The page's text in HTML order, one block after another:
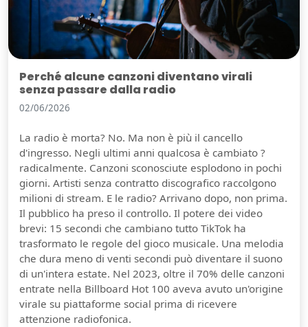
Perché alcune canzoni diventano virali
senza passare dalla radio
02/06/2026
La radio è morta? No. Ma non è più il cancello
d'ingresso. Negli ultimi anni qualcosa è cambiato ?
radicalmente. Canzoni sconosciute esplodono in pochi
giorni. Artisti senza contratto discografico raccolgono
milioni di stream. E le radio? Arrivano dopo, non prima.
Il pubblico ha preso il controllo. Il potere dei video
brevi: 15 secondi che cambiano tutto TikTok ha
trasformato le regole del gioco musicale. Una melodia
che dura meno di venti secondi può diventare il suono
di un'intera estate. Nel 2023, oltre il 70% delle canzoni
entrate nella Billboard Hot 100 aveva avuto un'origine
virale su piattaforme social prima di ricevere
attenzione radiofonica.